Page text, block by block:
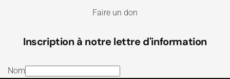
Faire un don
Inscription à notre lettre d'information
Nom